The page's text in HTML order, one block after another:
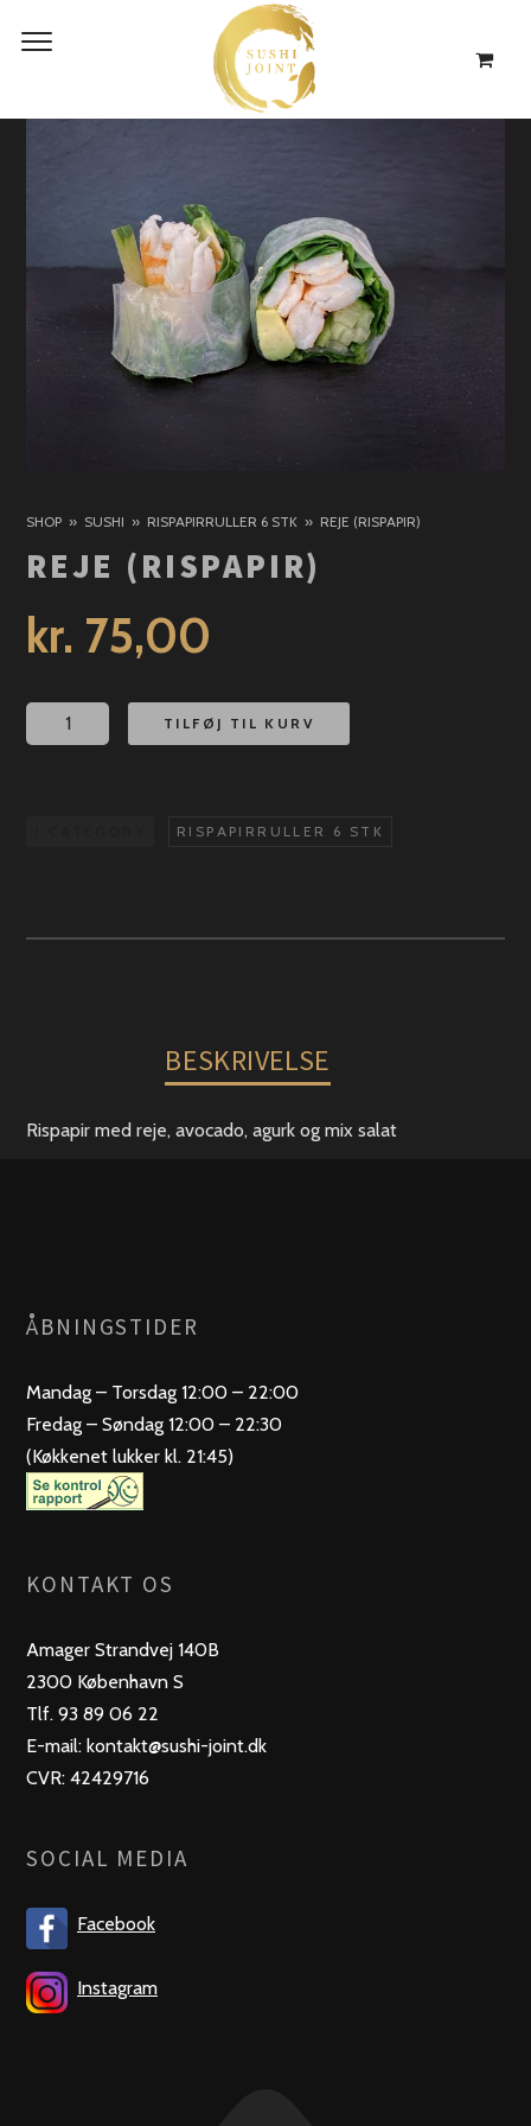
SHOP SUSHI RISPAPIRRULLER 6 STK REJE (RISPAPIR)
REJE (RISPAPIR)
kr. 75,00
(Rispapir)
TILFØJ TIL KURV
RISPAPIRRULLER 6 STK
BESKRIVELSE
Rispapir med reje, avocado, agurk og mix salat
ÅBNINGSTIDER
Mandag – Torsdag 12:00 – 22:00
Fredag – Søndag 12:00 – 22:30
(Køkkenet lukker kl. 21:45)
KONTAKT OS
Amager Strandvej 140B
2300 København S
Tlf. 93 89 06 22
E-mail: kontakt@sushi-joint.dk
CVR: 42429716
SOCIAL MEDIA
Facebook
Instagram